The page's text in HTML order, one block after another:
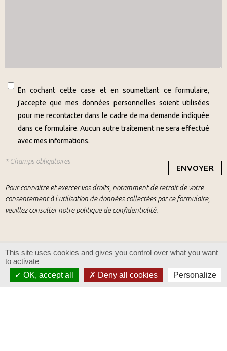
En cochant cette case et en soumettant ce formulaire,
j'accepte que mes données personnelles soient utilisées
pour me recontacter dans le cadre de ma demande indiquée
dans ce formulaire. Aucun autre traitement ne sera effectué
avec mes informations.
* Champs obligatoires
Pour connaitre et exercer vos droits, notamment de retrait de votre
consentement à l'utilisation de données collectées par ce formulaire,
veuillez consulter notrepolitique de confidentialité.
This site uses cookies and gives you control over what you want
to activate
OK, accept all
Deny all cookies Personalize